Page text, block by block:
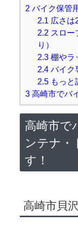
2 バイク保管
2.1 広さは
2.2 スロー
り）
2.3棚やラ
2.4バイク
2.5もっと
3高崎市でバ
高崎市で
ンテナ・
す！
高崎市貝